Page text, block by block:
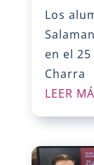
Los
en el
Charra
LEER